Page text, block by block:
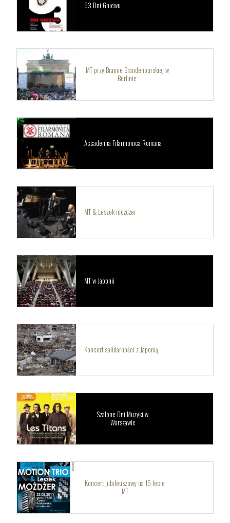
63 Dni Gniewu
MT przy Bramie Brandenburskiej w
Berlinie
Accademia Filarmonica Romana
MT & Leszek możdżer
MT w Japonii
Koncert solidarności z Japonią
Szalone Dni Muzyki w
Warszawie
Koncert jubileuszowy na 15 lecie
MT